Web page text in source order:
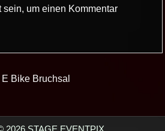
sein, um einen Kommentar
E Bike Bruchsal
2026 STAGE EVENTPIX